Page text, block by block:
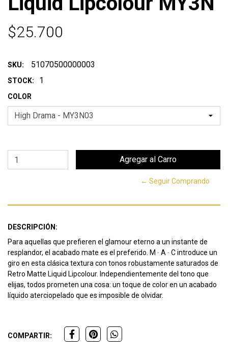
$25.700
SKU: 51070500000003
STOCK: 1
COLOR
← Seguir Comprando
DESCRIPCIÓN:
Para aquellas que prefieren el glamour eterno a un instante de
resplandor, el acabado mate es el preferido. M ∙ A ∙ C introduce un
giro en esta clásica textura con tonos robustamente saturados de
Retro Matte Liquid Lipcolour. Independientemente del tono que
elijas, todos prometen una cosa: un toque de color en un acabado
líquido aterciopelado que es imposible de olvidar.
COMPARTIR: